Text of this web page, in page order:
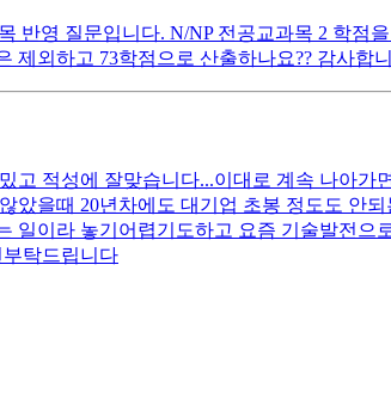
반영 질문입니다. N/NP 전공교과목 2 학
제외하고 73학점으로 산출하나요?? 감사합
고 적성에 잘맞습니다...이대로 계속 나아
았을때 20년차에도 대기업 초봉 정도도 안
일이라 놓기어렵기도하고 요즘 기술발전
탁드립니다